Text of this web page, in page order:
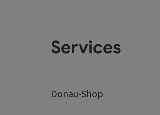
Services
Donau-Shop